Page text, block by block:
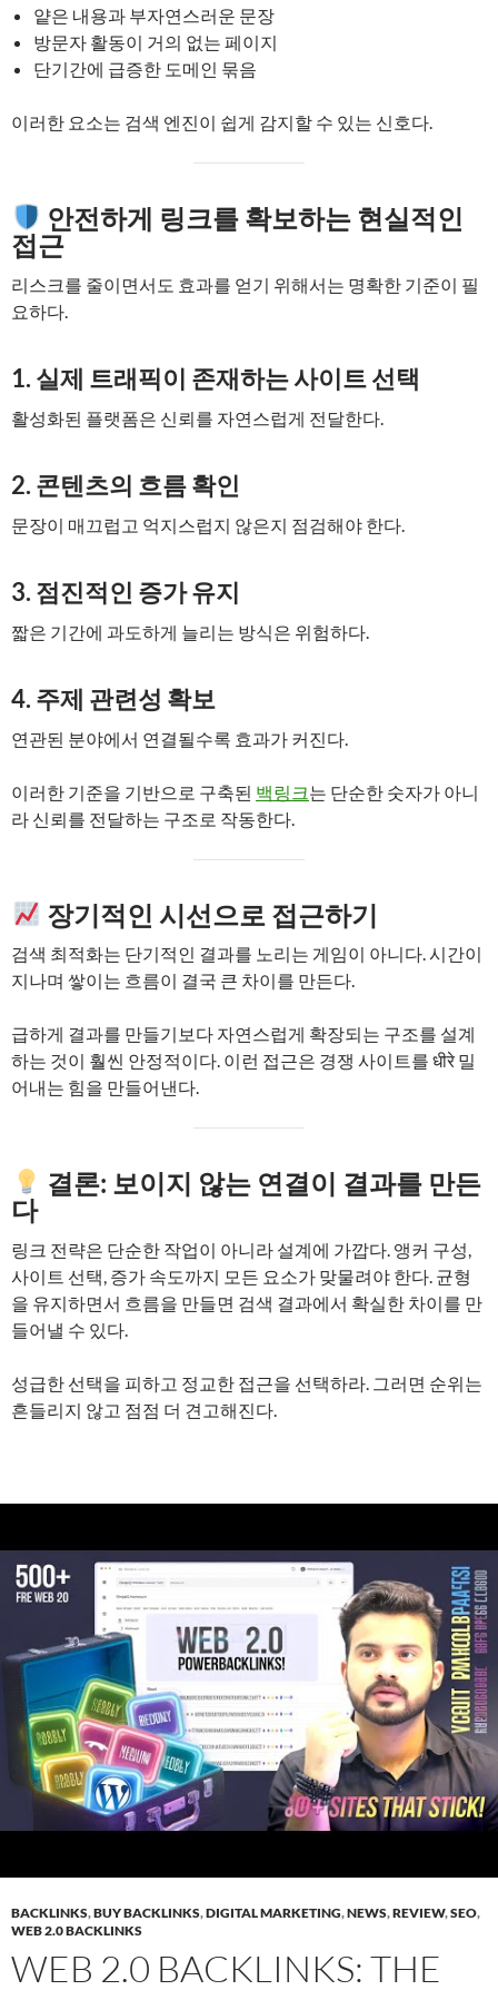
얕은 내용과 부자연스러운 문장
방문자 활동이 거의 없는 페이지
단기간에 급증한 도메인 묶음
이러한 요소는 검색 엔진이 쉽게 감지할 수 있는 신호다.
안전하게 링크를 확보하는 현실적인
접근
리스크를 줄이면서도 효과를 얻기 위해서는 명확한 기준이 필
요하다.
1. 실제 트래픽이 존재하는 사이트 선택
활성화된 플랫폼은 신뢰를 자연스럽게 전달한다.
2. 콘텐츠의 흐름 확인
문장이 매끄럽고 억지스럽지 않은지 점검해야 한다.
3. 점진적인 증가 유지
짧은 기간에 과도하게 늘리는 방식은 위험하다.
4. 주제 관련성 확보
연관된 분야에서 연결될수록 효과가 커진다.
이러한 기준을 기반으로 구축된 백링크는 단순한 숫자가 아니
라 신뢰를 전달하는 구조로 작동한다.
장기적인 시선으로 접근하기
검색 최적화는 단기적인 결과를 노리는 게임이 아니다. 시간이
지나며 쌓이는 흐름이 결국 큰 차이를 만든다.
급하게 결과를 만들기보다 자연스럽게 확장되는 구조를 설계
하는 것이 훨씬 안정적이다. 이런 접근은 경쟁 사이트를 धीरे 밀
어내는 힘을 만들어낸다.
결론: 보이지 않는 연결이 결과를 만든
다
링크 전략은 단순한 작업이 아니라 설계에 가깝다. 앵커 구성,
사이트 선택, 증가 속도까지 모든 요소가 맞물려야 한다. 균형
을 유지하면서 흐름을 만들면 검색 결과에서 확실한 차이를 만
들어낼 수 있다.
성급한 선택을 피하고 정교한 접근을 선택하라. 그러면 순위는
흔들리지 않고 점점 더 견고해진다.
BACKLINKS,BUY BACKLINKS,DIGITAL MARKETING,NEWS,REVIEW,SEO,
WEB 2.0 BACKLINKS
WEB 2.0 BACKLINKS: THE